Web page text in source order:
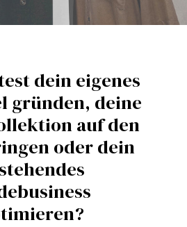
dein eigenes
gründen, deine
auf den
oder dein